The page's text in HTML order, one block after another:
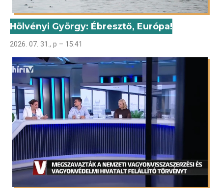
Hölvényi György: Ébresztő, Európa!
2026. 07. 31., p – 15:41